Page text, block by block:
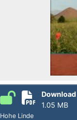
Download
1.05 MB
Hohe Linde